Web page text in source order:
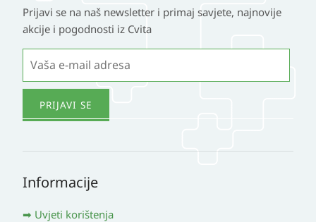
Prijavi se na naš newsletter i primaj savjete, najnovije
akcije i pogodnosti iz Cvita
Informacije
Uvjeti korištenja